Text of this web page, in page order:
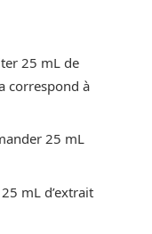
25 mL de
correspond à
25 mL
mL d’extrait